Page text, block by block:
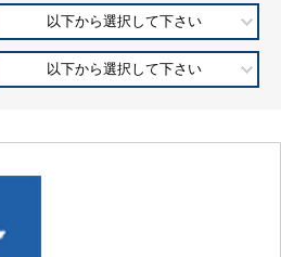
以下から選択して下さい
以下から選択して下さい